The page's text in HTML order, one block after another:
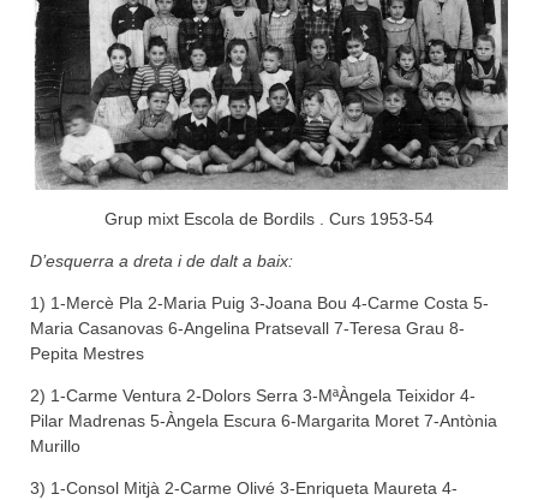
Grup mixt Escola de Bordils . Curs 1953-54
D’esquerra a dreta i de dalt a baix:
1) 1-Mercè Pla 2-Maria Puig 3-Joana Bou 4-Carme Costa 5-
Maria Casanovas 6-Angelina Pratsevall 7-Teresa Grau 8-
Pepita Mestres
2) 1-Carme Ventura 2-Dolors Serra 3-MªÀngela Teixidor 4-
Pilar Madrenas 5-Àngela Escura 6-Margarita Moret 7-Antònia
Murillo
3) 1-Consol Mitjà 2-Carme Olivé 3-Enriqueta Maureta 4-